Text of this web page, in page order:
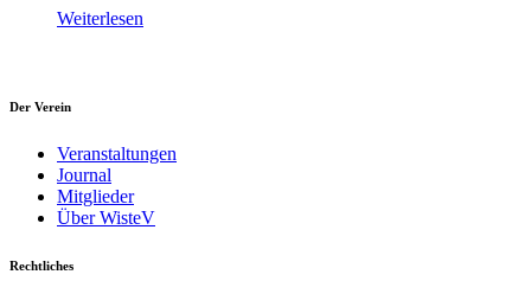
Weiterlesen
Der Verein
Veranstaltungen
Journal
Mitglieder
Über WisteV
Rechtliches